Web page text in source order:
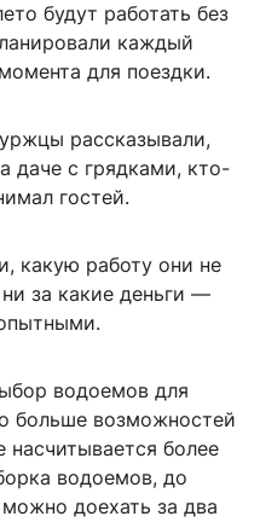
будут работать без
каждый
для поездки.
рассказывали,
даче с грядками, кто-
гостей.
какую работу они не
за какие деньги —
водоемов для
больше возможностей
насчитывается более
водоемов, до
доехать за два